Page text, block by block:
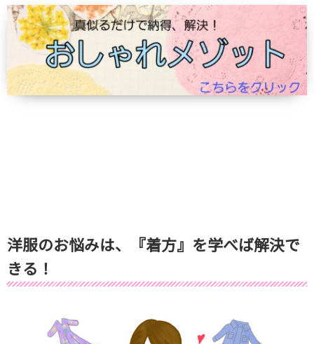
洋服のお悩みは、『着方』を学べば解決で
きる！